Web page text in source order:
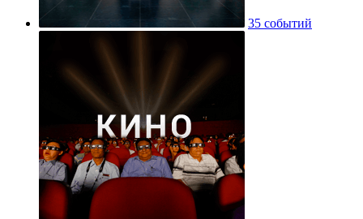
35 событий